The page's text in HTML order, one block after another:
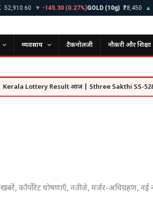
▼ -145.30 (0.27%) GOLD (10g) ₹78,450 ▲ +520
व्यवसाय टैकनोलजी नौकरी और शिक्षा
Result आज | Sthree Sakthi SS-528 में 1 करोड़
कॉर्पोरेट घोषणाएँ, नतीजे, मर्जर-अधिग्रहण,